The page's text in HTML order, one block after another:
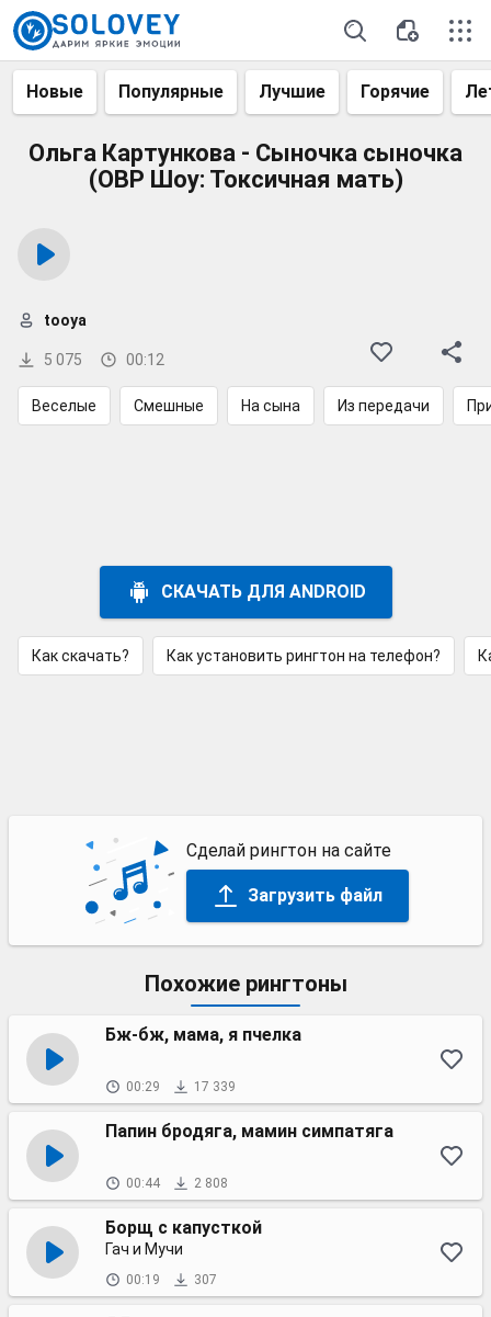
Новые Популярные Лучшие Горячие
Ольга Картункова - Сыночка сыночка
(ОВР Шоу: Токсичная мать)
5 075 00:12
tooya
Веселые Смешные На сына Из передачи
СКАЧАТЬ ДЛЯ ANDROID
Как скачать? Как установить рингтон на телефон?
Сделай рингтон на сайте
Загрузить файл
Похожие рингтоны
Бж-бж, мама, я пчелка
00:29 17 339
Папин бродяга, мамин симпатяга
00:44 2 808
Борщ с капусткой
Гач и Мучи
00:19 307